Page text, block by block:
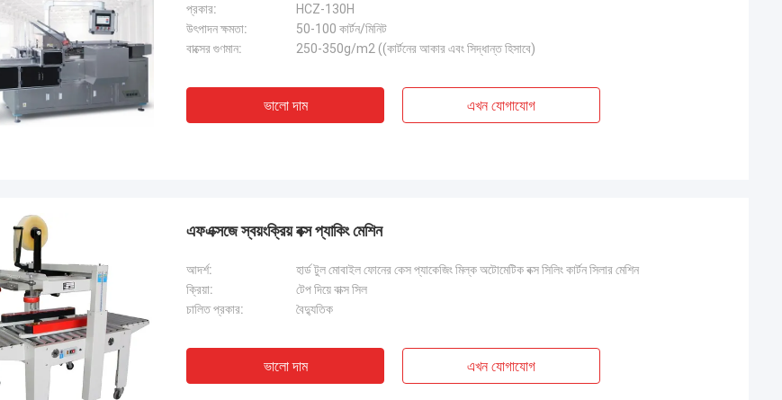
প্রকার:
HCZ-130H
উৎপাদন ক্ষমতা:
50-100 কার্টন/মিনিট
বাক্সের গুণমান:
250-350g/m2 ((কার্টনের আকার এবং সিদ্ধান্ত হিসাবে)
ভালো দাম এখন যোগাযোগ
এফএক্সজে স্বয়ংক্রিয় বক্স প্যাকিং মেশিন
আদর্শ:
হার্ড টুল মোবাইল ফোনের কেস প্যাকেজিং মিল্ক অটোমেটিক বক্স সিলিং কার্টন সিলার মেশিন
ক্রিয়া:
টেপ দিয়ে বাক্স সিল
চালিত প্রকার:
বৈদ্যুতিক
ভালো দাম এখন যোগাযোগ